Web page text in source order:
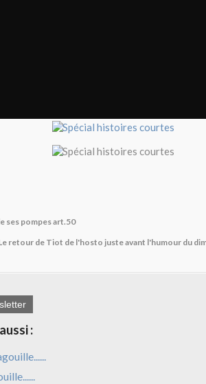
ses pompes art.50
retour de Tiot de l'hosto juste avant l'humour du
: